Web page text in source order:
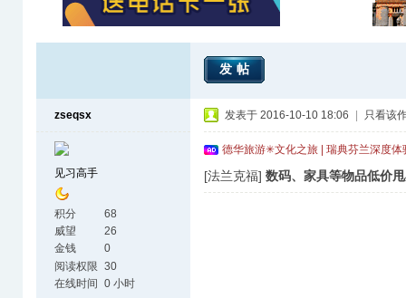
发帖
zseqsx
见习高手
积分
68
威望
26
金钱
0
阅读权限 30
在线时间 0 小时
发表于 2016-10-10 18:06 只看该
德华旅游✳文化之旅 | 瑞典芬兰深度
[法兰克福] 数码、家具等物品低价